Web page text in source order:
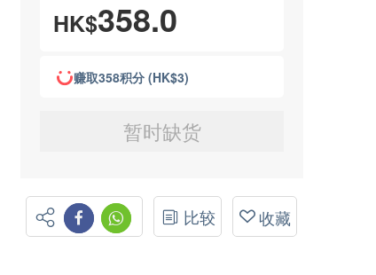
HK$358.0
赚取358积分 (HK$3)
暂时缺货
比较 收藏